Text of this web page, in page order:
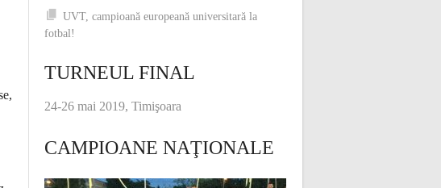
UVT, campioană europeană universitară la
fotbal!
TURNEUL FINAL
24-26 mai 2019, Timişoara
CAMPIOANE NAŢIONALE